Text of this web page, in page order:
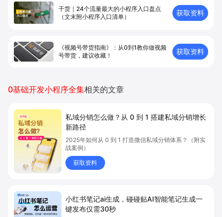
干货｜24个流量最大的小程序入口盘点
（文末附小程序入口清单）
获取资料
《视频号带货指南》：从0到1教你做视频
号带货，建议收藏！
获取资料
0基础开发小程序全集相关的文章
私域分销怎么做？从 0 到 1 搭建私域分销增长
新路径
2025年如何从 0 到 1 打造微信私域分销体系？（附实
战案例）
获取资料
小红书笔记ai生成，碰碰贴AI智能笔记生成一
键发布仅需30秒